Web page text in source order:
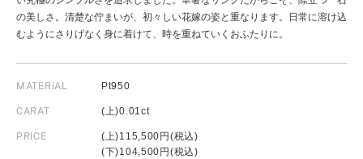
の美しさ。清楚な佇まいが、初々しい花嫁の姿と重なります。日常に溶け込
むようにさりげなく身に着けて、時を重ねていくおふたりに。
MATERIAL Pt950
CARAT (上)0.01ct
PRICE
(上)115,500円(税込)
(下)104,500円(税込)